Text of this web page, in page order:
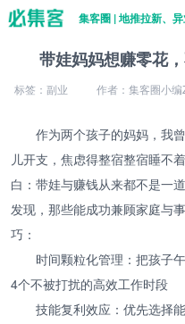
集客圈 | 地推拉新、
带娃妈妈想赚零花
标签：副业 作者：集客圈小编
作为两个孩子的妈妈，我
儿开支，焦虑得整宿整宿睡不
白：带娃与赚钱从来都不是一
发现，那些能成功兼顾家庭与
巧：
时间颗粒化管理：把孩子
4个不被打扰的高效工作时段
技能复利效应：优先选择